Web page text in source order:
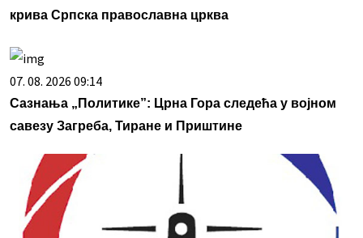
крива Српска православна црква
07. 08. 2026 09:14
Сазнања „Политике”: Црна Гора следећа у војном
савезу Загреба, Тиране и Приштине